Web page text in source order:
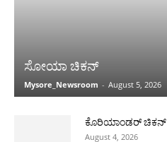
ಸೋಯಾ ಚಿಕನ್
Mysore_Newsroom - August 5, 2026
ಕೊರಿಯಾಂಡರ್ ಚಿಕನ್
August 4, 2026